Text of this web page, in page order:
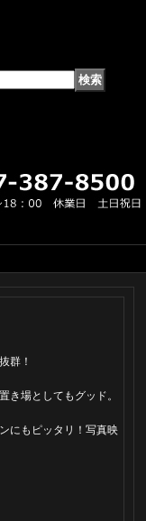
群！
き場としてもグッド。
にもピッタリ！写真映